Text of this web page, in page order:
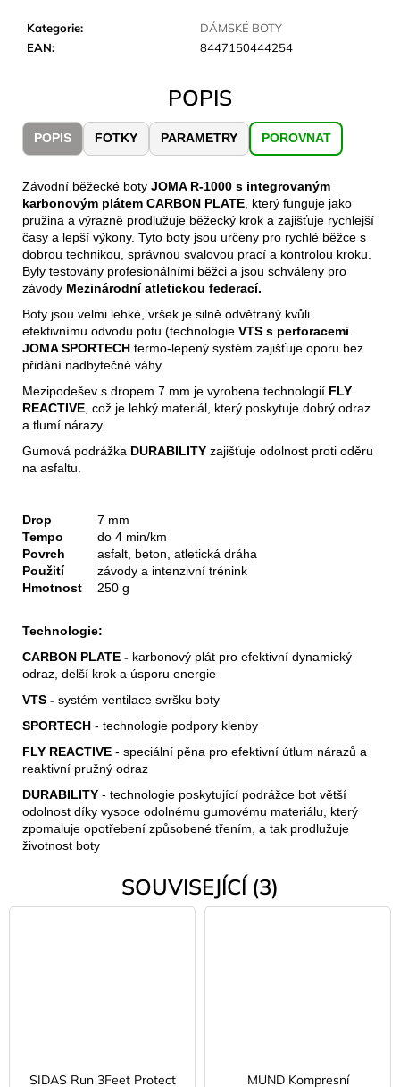
Kategorie:
DÁMSKÉ BOTY
EAN: 8447150444254
POPIS
POPIS FOTKY PARAMETRY POROVNAT
Závodní běžecké boty JOMA R-1000 s integrovaným
karbonovým plátem CARBON PLATE , který funguje jako
pružina a výrazně prodlužuje běžecký krok a zajišťuje rychlejší
časy a lepší výkony. Tyto boty jsou určeny pro rychlé běžce s
dobrou technikou, správnou svalovou prací a kontrolou kroku.
Byly testovány profesionálními běžci a jsou schváleny pro
závody Mezinárodní atletickou federací.
Boty jsou velmi lehké, vršek je silně odvětraný kvůli
efektivnímu odvodu potu (technologie VTS s perforacemi
JOMA SPORTECH termo-lepený systém zajišťuje oporu bez
přidání nadbytečné váhy.
Mezipodešev s dropem 7 mm je vyrobena technologií FLY
REACTIVE , což je lehký materiál, který poskytuje dobrý odraz
a tlumí nárazy.
Gumová podrážka DURABILITY zajišťuje odolnost proti oděru
na asfaltu.
Drop
7 mm
Tempo
do 4 min/km
Povrch
asfalt, beton, atletická dráha
Použití
závody a intenzivní trénink
Hmotnost
250 g
Technologie:
CARBON PLATE - karbonový plát pro efektivní dynamický
odraz, delší krok a úsporu energie
VTS - systém ventilace svršku boty
SPORTECH - technologie podpory klenby
FLY REACTIVE - speciální pěna pro efektivní útlum nárazů a
reaktivní pružný odraz
DURABILITY - technologie poskytující podrážce bot větší
odolnost díky vysoce odolnému gumovému materiálu, který
zpomaluje opotřebení způsobené třením, a tak prodlužuje
životnost boty
SOUVISEJÍCÍ (3)
SIDAS Run 3Feet Protect MUND Kompresní
LAKEN
LÁHEV
MODRÁ
379